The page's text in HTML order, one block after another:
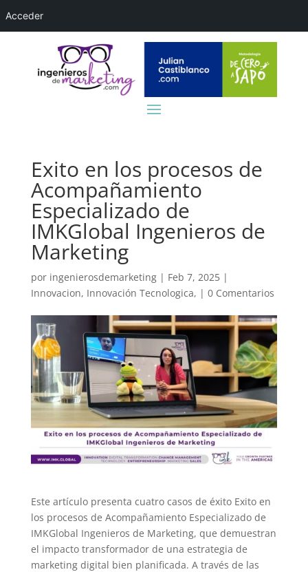
Exito en los procesos de
Acompañamiento
Especializado de
IMKGlobal Ingenieros de
Marketing
por ingenierosdemarketing| Feb 7, 2025|
Innovacion, Innovación Tecnologica, | 0 Comentarios
Este artículo presenta cuatro casos de éxito Exito en
los procesos de Acompañamiento Especializado de
IMKGlobal Ingenieros de Marketing, que demuestran
el impacto transformador de una estrategia de
marketing digital bien planificada. A través de las
Acceder